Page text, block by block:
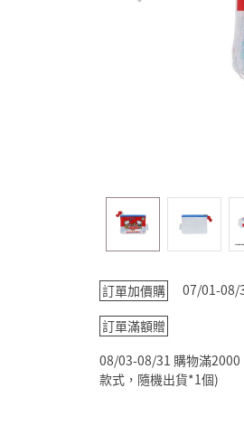
訂單加價購
07/01-08/
訂單滿額贈
08/03-08/31 購物滿
款式，隨機出貨*1個)